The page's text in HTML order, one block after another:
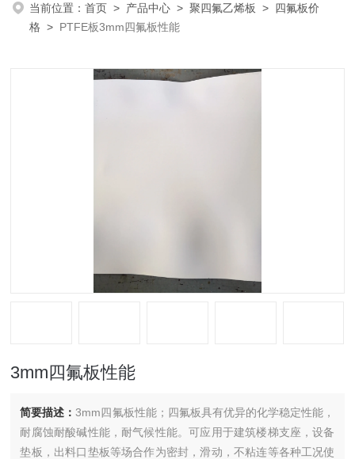
当前位置：首页 > 产品中心 >聚四氟乙烯板 > 四氟板价
格 > PTFE板3mm四氟板性能
3mm四氟板性能
简要描述：3mm四氟板性能；四氟板具有优异的化学稳定性能，
耐腐蚀耐酸碱性能，耐气候性能。可应用于建筑楼梯支座，设备
垫板，出料口垫板等场合作为密封，滑动，不粘连等各种工况使